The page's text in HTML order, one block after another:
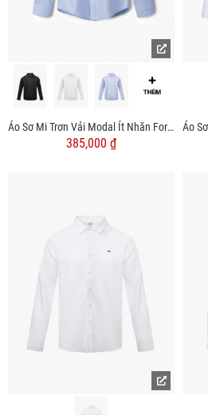
Áo Sơ Mi Trơn Vải Modal Ít Nhăn Form Slimfit SM079
385,000 ₫